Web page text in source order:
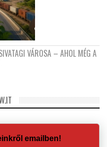
VÁROSA – AHOL MÉG A
emailben!